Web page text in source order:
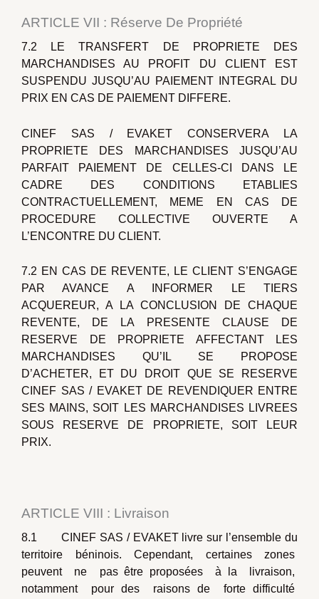
ARTICLE VII : Réserve De Propriété
7.2 LE TRANSFERT DE PROPRIETE DES
MARCHANDISES AU PROFIT DU CLIENT EST
SUSPENDU JUSQU’AU PAIEMENT INTEGRAL DU
PRIX EN CAS DE PAIEMENT DIFFERE.
CINEF SAS / EVAKET CONSERVERA LA
PROPRIETE DES MARCHANDISES JUSQU’AU
PARFAIT PAIEMENT DE CELLES-CI DANS LE
CADRE DES CONDITIONS ETABLIES
CONTRACTUELLEMENT, MEME EN CAS DE
PROCEDURE COLLECTIVE OUVERTE A
L’ENCONTRE DU CLIENT.
7.2 EN CAS DE REVENTE, LE CLIENT S’ENGAGE
PAR AVANCE A INFORMER LE TIERS
ACQUEREUR, A LA CONCLUSION DE CHAQUE
REVENTE, DE LA PRESENTE CLAUSE DE
RESERVE DE PROPRIETE AFFECTANT LES
MARCHANDISES QU’IL SE PROPOSE
D’ACHETER, ET DU DROIT QUE SE RESERVE
CINEF SAS / EVAKET DE REVENDIQUER ENTRE
SES MAINS, SOIT LES MARCHANDISES LIVREES
SOUS RESERVE DE PROPRIETE, SOIT LEUR
PRIX.
ARTICLE VIII : Livraison
8.1 CINEF SAS / EVAKET livre sur l’ensemble du
territoire béninois. Cependant, certaines zones
peuvent ne pas être proposées à la livraison,
notamment pour des raisons de forte difficulté